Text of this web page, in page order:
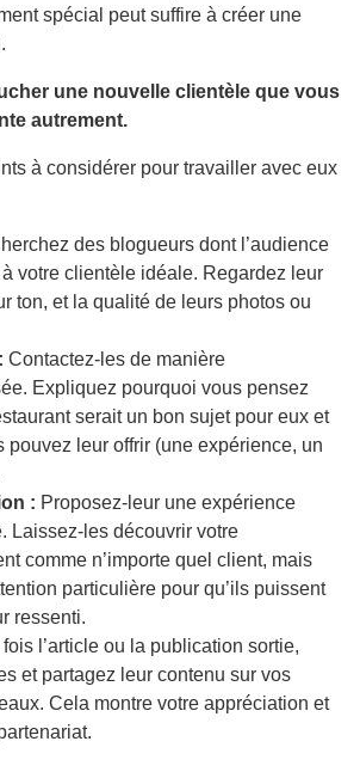
spécial peut suffire à créer une
une nouvelle clientèle que vous
autrement.
à considérer pour travailler avec eux
des blogueurs dont l’audience
votre clientèle idéale. Regardez leur
ton, et la qualité de leurs photos ou
Contactez-les de manière
Expliquez pourquoi vous pensez
serait un bon sujet pour eux et
pouvez leur offrir (une expérience, un
: Proposez-leur une expérience
Laissez-les découvrir votre
comme n’importe quel client, mais
particulière pour qu’ils puissent
ressenti.
l’article ou la publication sortie,
et partagez leur contenu sur vos
Cela montre votre appréciation et